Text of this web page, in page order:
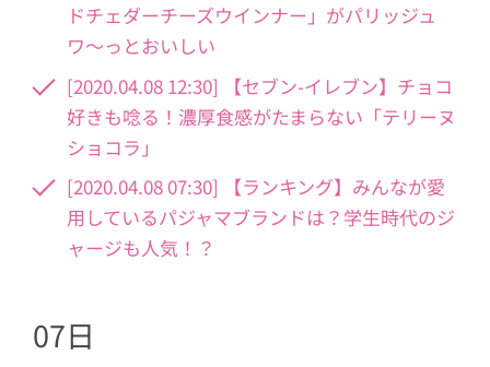
ドチェダーチーズウインナー」がパリッジュ
ワ〜っとおいしい
[2020.04.08 12:30] 【セブン-イレブン】チョコ
好きも唸る！濃厚食感がたまらない「テリーヌ
ショコラ」
[2020.04.08 07:30] 【ランキング】みんなが愛
用しているパジャマブランドは？学生時代のジ
ャージも人気！？
07日